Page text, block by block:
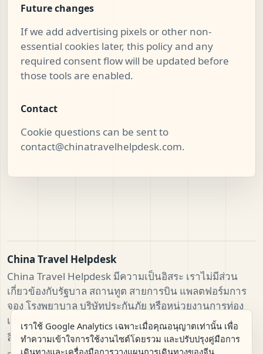
Future changes
If we add advertising pixels or other non-
essential cookies later, this policy and any
required consent flow will be updated before
those tools are enabled.
Contact
Cookie questions can be sent to
contact@chinatravelhelpdesk.com.
China Travel Helpdesk
China Travel Helpdesk มีความเป็นอิสระ เราไม่มีส่วน
เกี่ยวข้องกับรัฐบาล สถานทูต สายการบิน แพลตฟอร์มการ
จอง โรงพยาบาล บริษัทประกันภัย หรือหน่วยงานการท่อง
เที่ยวอย่างเป็นทางการ
ลิขสิทธิ์China Travel Helpdesk สงวนลิขสิทธิ์
เราใช้ Google Analytics เฉพาะเมื่อคุณอนุญาตเท่านั้น เพื่อ
ทำความเข้าใจการใช้งานไซต์โดยรวม และปรับปรุงคู่มือการ
เดินทางและเครื่องมือการวางแผนการเดินทางของจีน